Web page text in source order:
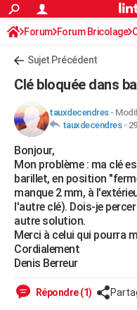
ACTUALITÉS
Politique
Société
Faits Divers
Education
Monde
Villes
+
Retraite
Impôts
Epargne
Immobilier
Risques naturels par ville
Banque
Assurance
Crédit
AUTO
Essais
Réserver un essai
Citadines
Berlines
SUV
Forum auto
+HIGH-TECH
Mobiles
Meilleur smartphone
Internet
Ordinateurs
Jeux vidéo
Guide high-tech
+BRICOLAGE
Forum
Aménagement intérieur
Extérieur
Cuisine
Salle de bains
Jardinage
Rangement
WEEK-END
Guides de France
Escapades
Patrimoine
Expositions
Musées
Week-end nature
+LIFESTYLE
Alimentation
Guide de la santé
Maladies
Médicaments
Sommeil
Forum Forum Bricolage
Sujet Précédent
Clé bloquée dans
tauxdecendres-
tauxdecendres-
Bonjour,
Mon problème : ma clé
barillet, en position
manque 2 mm, à
l'autre clé). Dois-je
autre solution.
Merci à celui qui pourra
Cordialement
Denis Berreur
Répondre (1)